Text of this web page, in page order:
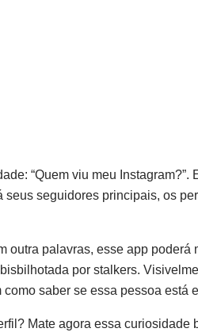
“Quem viu meu Instagram?”.
seguidores principais, os
outra palavras, esse app poderá
por stalkers.
saber se essa pessoa está
Mate agora essa curiosidade